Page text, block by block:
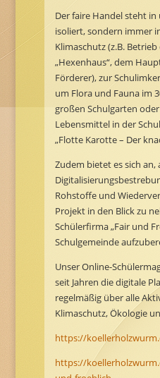
Der faire Handel steht in
isoliert, sondern immer
Klimaschutz (z.B.
„Hexenhaus“, dem
Förderer), zur
um Flora und Fauna im
großen Schulgarten
Lebensmittel in der
„Flotte Karotte – Der
Zudem bietet es sich
Rohstoffe und
Projekt in den Blick zu
Schülerfirma „Fair und
Schulgemeinde
Unser Online-
seit Jahren die digitale
regelmäßig über alle
Klimaschutz, Ökologie
https://
https://